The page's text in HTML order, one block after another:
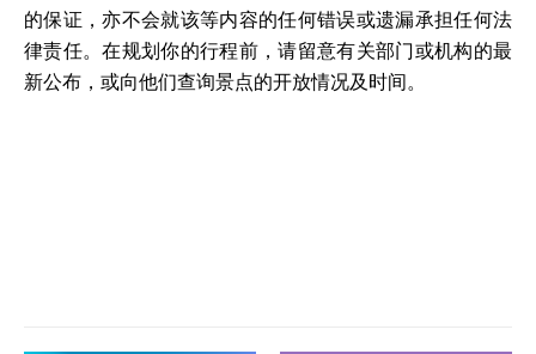
的保证，亦不会就该等内容的任何错误或遗漏承担任何法
律责任。在规划你的行程前，请留意有关部门或机构的最
新公布，或向他们查询景点的开放情况及时间。